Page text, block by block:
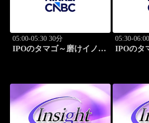
05:00-05:30 30分
IPOのタマゴ～磨けイノベ
05:30-
IPOのタ